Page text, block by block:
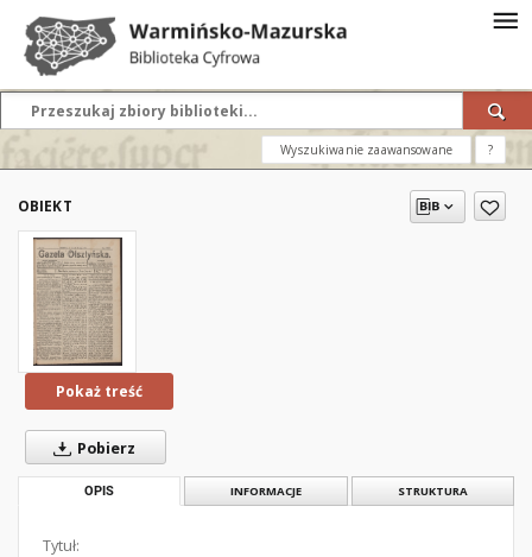
Wyszukiwanie zaawansowane ?
OBIEKT
Pokaż treść
Pobierz
OPIS INFORMACJE STRUKTURA
Tytuł: